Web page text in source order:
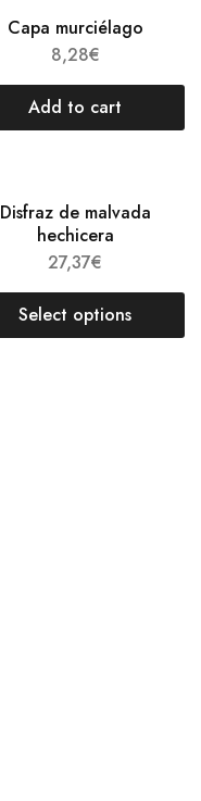
Capa murciélago
8,28€
Add to cart
Disfraz de malvada
hechicera
27,37€
Select options